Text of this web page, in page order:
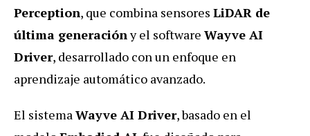
Perception, que combina sensores LiDAR de
última generacióny el software Wayve AI
Driver, desarrollado con un enfoque en
aprendizaje automático avanzado.
El sistemaWayve AI Driver, basado en el